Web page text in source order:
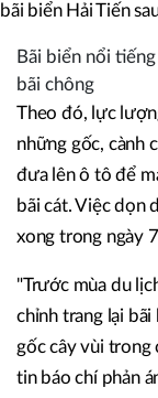
bãi biển Hải Tiến
Bãi biển nổi
bãi chông
Theo đó, lực
những gốc, cành
đưa lên ô tô để
bãi cát. Việc dọn
xong trong ngày
"Trước mùa du
chỉnh trang lại bãi
gốc cây vùi trong
tin báo chí phản